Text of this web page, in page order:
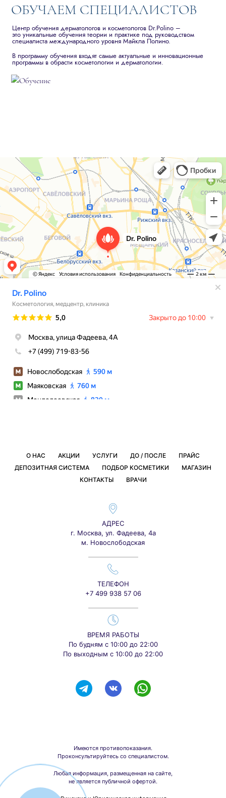
ОБУЧАЕМ СПЕЦИАЛИСТОВ
Центр обучения дерматологов и косметологов Dr.Polino –
это уникальные обучения теории и практике под руководством
специалиста международного уровня Майкла Полино.
В программу обучения входят самые актуальные и инновационные
программы в обрасти косметологии и дерматологии.
О НАС АКЦИИ УСЛУГИ ДО / ПОСЛЕ
ПРАЙС
ДЕПОЗИТНАЯ СИСТЕМА
ПОДБОР КОСМЕТИКИ
МАГАЗИН
КОНТАКТЫ
ВРАЧИ
АДРЕС
г. Москва, ул. Фадеева, 4а
м. Новослободская
ТЕЛЕФОН
+7 499 938 57 06
ВРЕМЯ РАБОТЫ
По будням с 10:00 до 22:00
По выходным с 10:00 до 22:00
Имеются противопоказания.
Проконсультируйтесь со специалистом.
Любая информация, размещенная на сайте,
не является публичной офертой.